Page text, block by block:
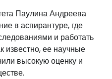
Паулина Андреева
в аспирантуре, где
и работать
известно, ее научные
высокую оценку и